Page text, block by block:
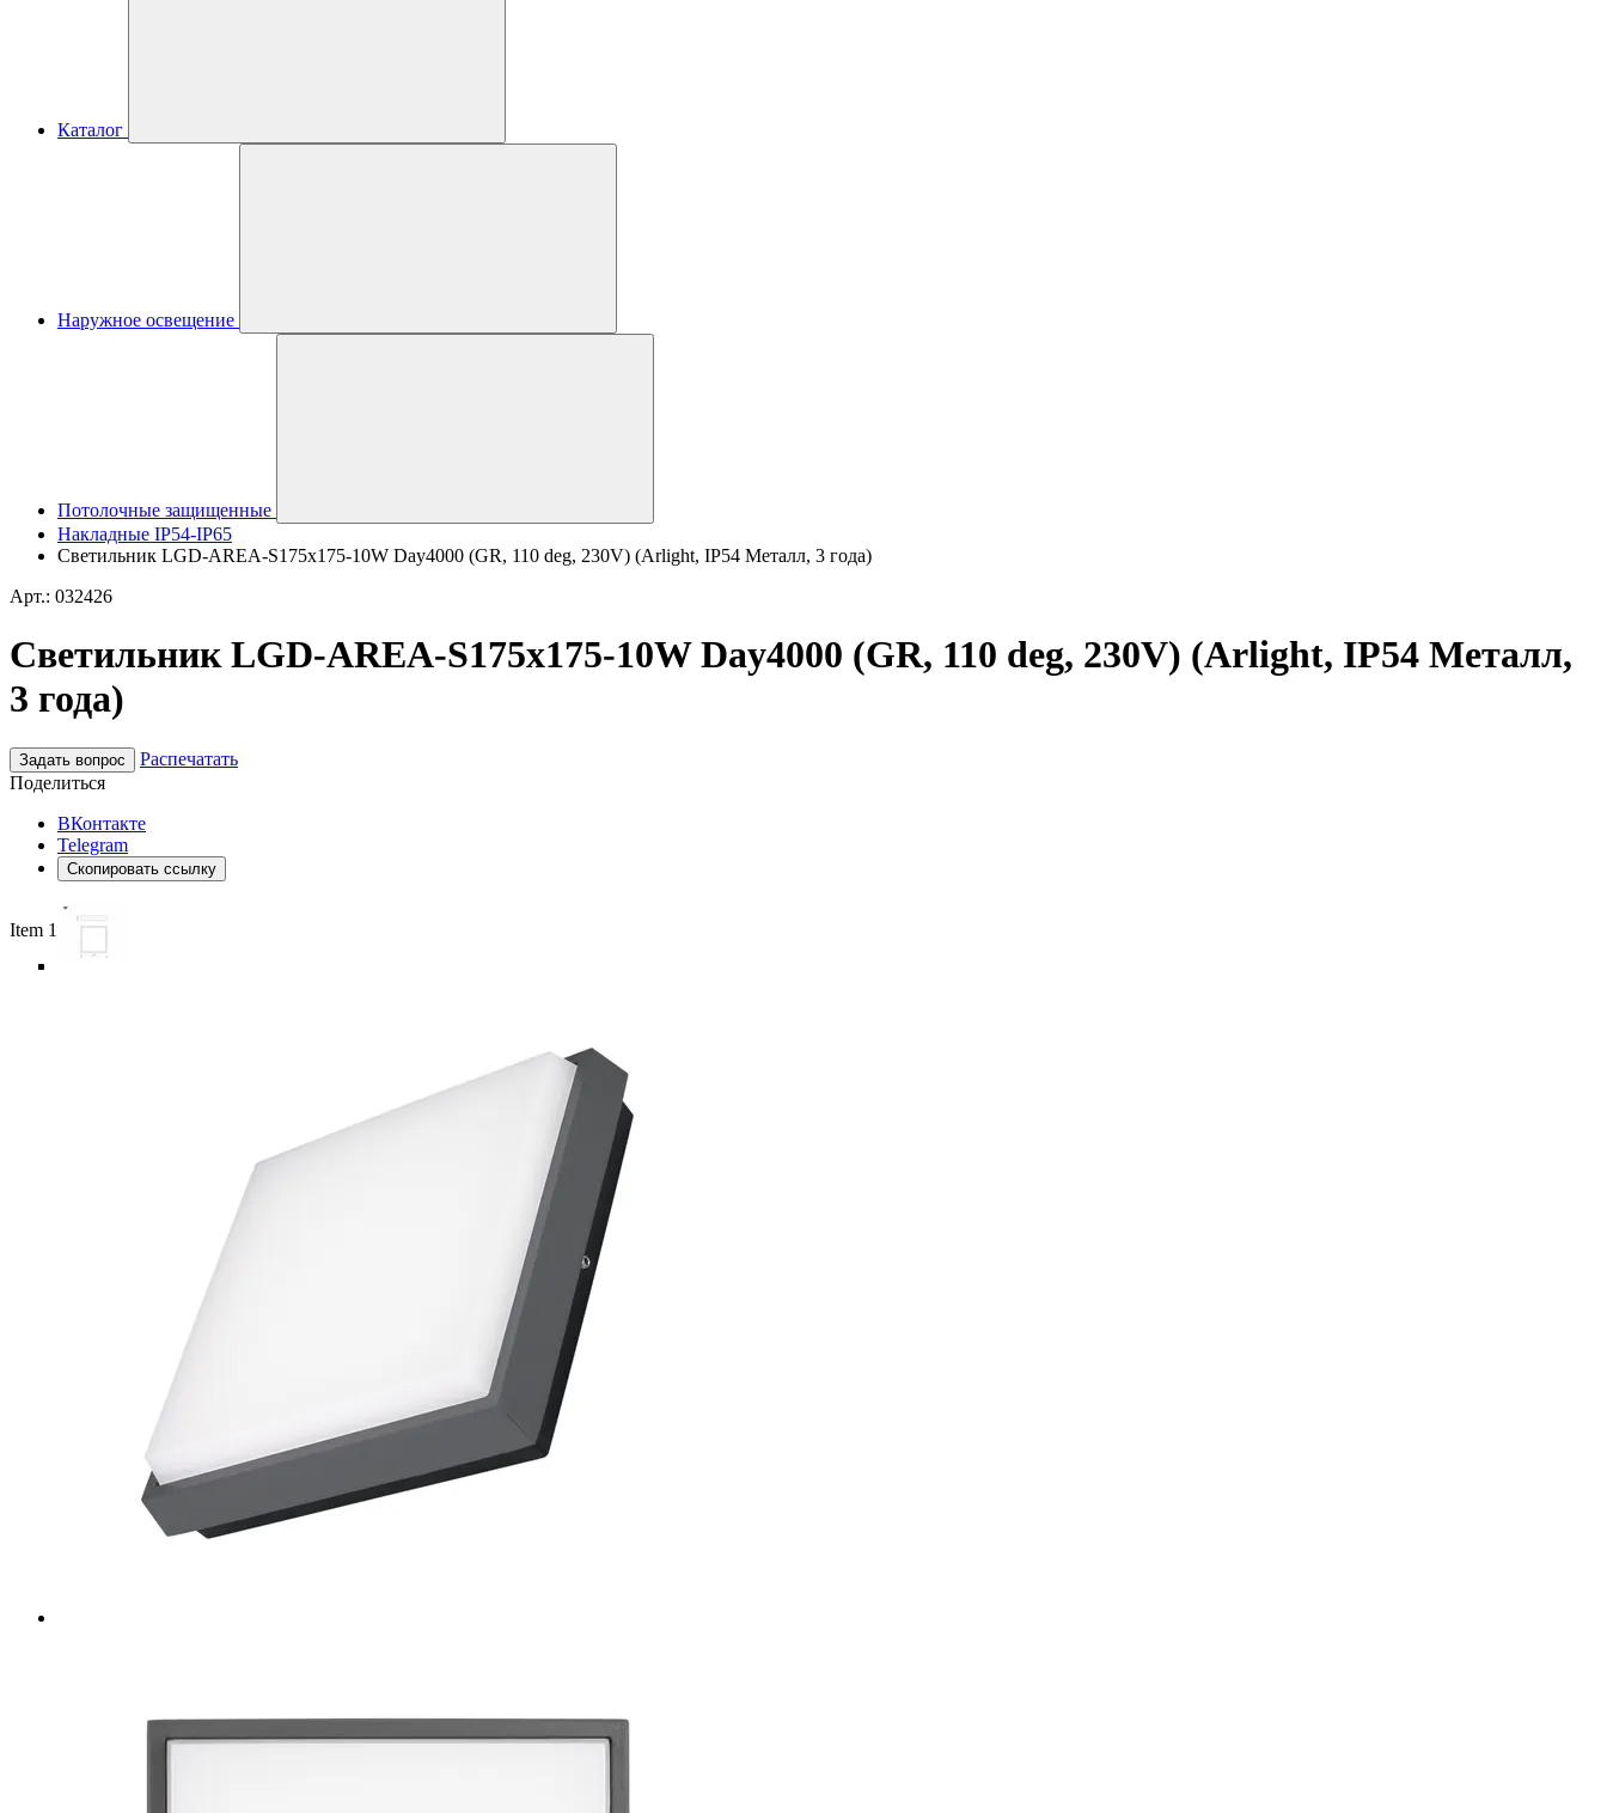
Каталог
Наружное освещение
Потолочные защищенные
Накладные IP54-IP65
Светильник LGD-AREA-S175x175-10W Day4000 (GR, 110 deg, 230V) (Arlight, IP54 Металл, 3 года)
Арт.: 032426
Светильник LGD-AREA-S175x175-10W Day4000 (GR, 110 deg, 230V) (Arlight, IP54 Металл,
3 года)
Задать вопрос
Распечатать
Поделиться
ВКонтакте
Telegram
Скопировать ссылку
Item 1 of 6